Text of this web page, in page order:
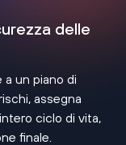
delle
un piano di
assegna
ciclo di vita,
finale.